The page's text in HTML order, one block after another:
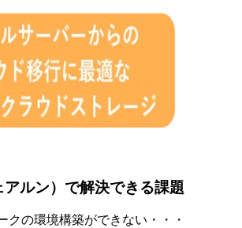
ルン）で解決できる課題
の環境構築ができない・・・